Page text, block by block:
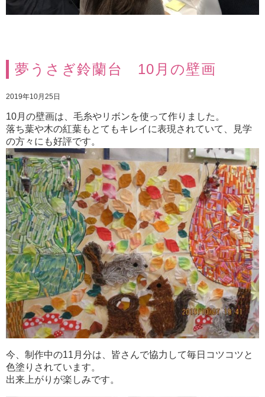
夢うさぎ鈴蘭台 10月の壁画
2019年10月25日
10月の壁画は、毛糸やリボンを使って作りました。
落ち葉や木の紅葉もとてもキレイに表現されていて、見学
の方々にも好評です。
今、制作中の11月分は、皆さんで協力して毎日コツコツと
色塗りされています。
出来上がりが楽しみです。